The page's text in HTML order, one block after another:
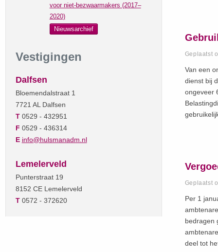
voor niet-bezwaarmakers (2017–
2020)
Nieuwsarchief
Vestigingen
Dalfsen
Bloemendalstraat 1
7721 AL Dalfsen
T0529 - 432951
F 0529 - 436314
E info@hulsmanadm.nl
Lemelerveld
Punterstraat 19
8152 CE Lemelerveld
T0572 - 372620
Geplaatst
Van een
dienst bij
ongeveer
Geplaatst
Per 1
bedragen
deel tot